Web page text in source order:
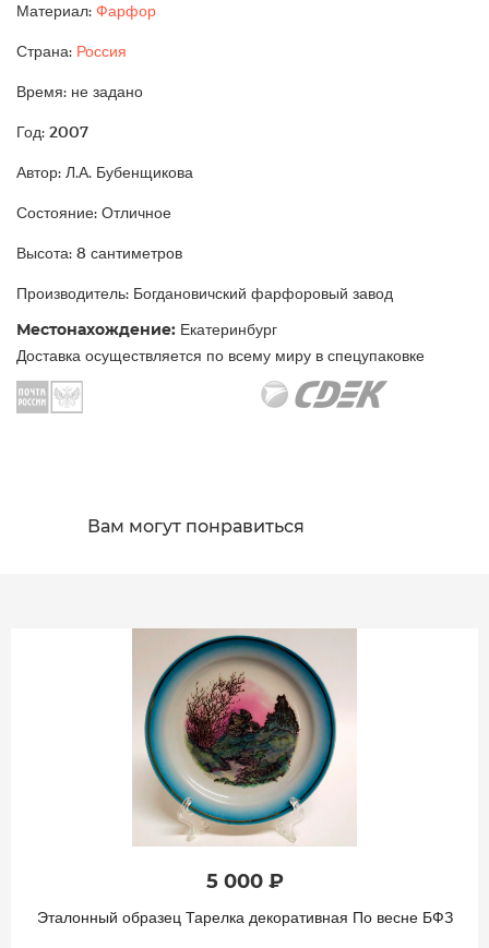
Материал: Фарфор
Страна: Россия
Время: не задано
Год: 2007
Автор: Л.А. Бубенщикова
Состояние: Отличное
Высота: 8 сантиметров
Производитель: Богдановичский фарфоровый завод
Местонахождение: Екатеринбург
Доставка осуществляется по всему миру в спецупаковке
Вам могут понравиться
5 000 ₽
Эталонный образец Тарелка декоративная По весне БФЗ